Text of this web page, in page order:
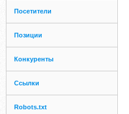
Посетители
Позиции
Конкуренты
Ссылки
Robots.txt